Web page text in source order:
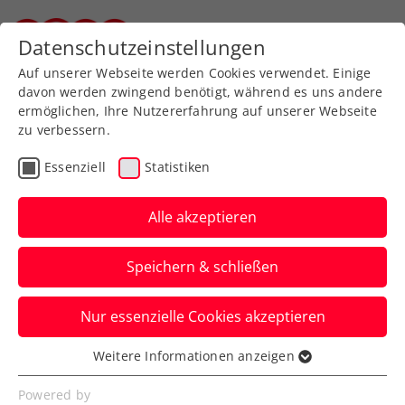
Zurück zur Newsübersicht
Turniere
Red Bull BassLine 2024:
Zverev kann seinen Titel
verteidigen
Der deutsche Weltranglistendritte
triumphiert wie 2023 beim coolen
Aufwärmturnier zum ATP-Event in Wien.
Verfasst von: Presseaussendung / Redaktion, 19.10.2024
Datenschutzeinstellungen
Auf unserer Webseite werden Cookies verwendet. Einige
davon werden zwingend benötigt, während es uns andere
ermöglichen, Ihre Nutzererfahrung auf unserer Webseite
zu verbessern.
Essenziell Statistiken
Alle akzeptieren
Speichern & schließen
Nur essenzielle Cookies akzeptieren
Essenziell
Essenzielle Cookies werden für grundlegende
Weitere Informationen anzeigen
Powered by